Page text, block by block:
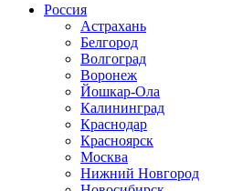
Россия
Астрахань
Белгород
Волгоград
Воронеж
Йошкар-Ола
Калининград
Краснодар
Красноярск
Москва
Нижний Новгород